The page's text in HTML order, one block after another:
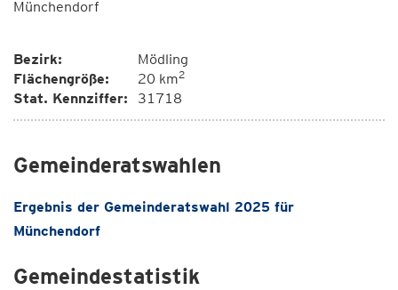
Münchendorf
Bezirk:
Mödling
Flächengröße:
20 km2
Stat. Kennziffer: 31718
Gemeinderatswahlen
Ergebnis der Gemeinderatswahl 2025 für
Münchendorf
Gemeindestatistik